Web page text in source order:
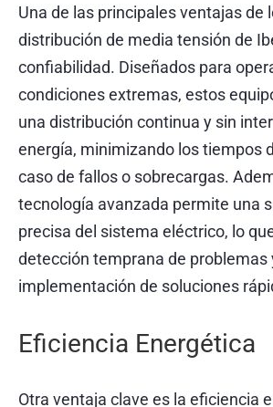
Una de las principales ventajas de
distribución de media tensión de
confiabilidad. Diseñados para
condiciones extremas, estos
una distribución continua y sin
energía, minimizando los tiempos
caso de fallos o sobrecargas.
tecnología avanzada permite una
precisa del sistema eléctrico, lo
detección temprana de problemas
implementación de soluciones
Eficiencia Energética
Otra ventaja clave es la eficiencia